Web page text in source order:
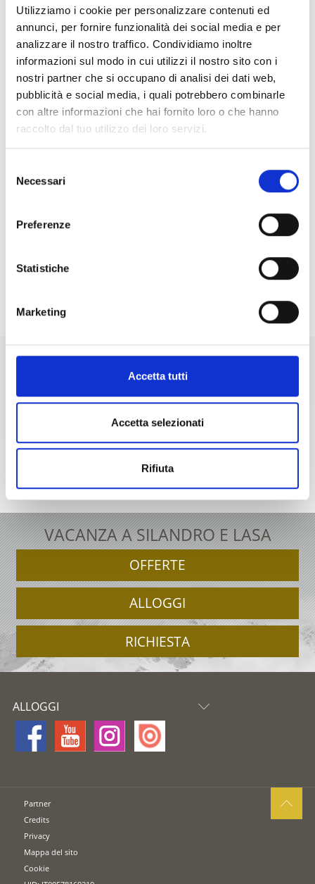
Utilizziamo i cookie per personalizzare contenuti ed
annunci, per fornire funzionalità dei social media e per
analizzare il nostro traffico. Condividiamo inoltre
informazioni sul modo in cui utilizzi il nostro sito con i
nostri partner che si occupano di analisi dei dati web,
pubblicità e social media, i quali potrebbero combinarle
con altre informazioni che hai fornito loro o che hanno
raccolto dal tuo utilizzo dei loro servizi.
delNecessari
Preferenze
Statistiche
Marketing
Accetta tutti
Accetta selezionati
Rifiuta
Altri link interessanti
+39 0473 73 01 55 info@silandro-lasa.it
Cartina interattiva
VACANZA A SILANDRO E LASA
OFFERTE
ALLOGGI
RICHIESTA
ALLOGGI
Partner
Credits
Privacy
Mappa del sito
Cookie